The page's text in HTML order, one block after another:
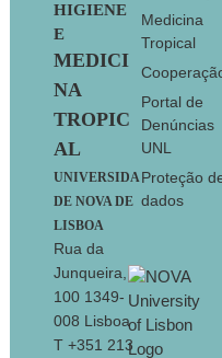
HIGIENE
E
MEDICI
NA
TROPIC
AL
UNIVERSIDA
DE NOVA DE
LISBOA
Rua da
Junqueira,
100 1349-
008 Lisboa
T +351 213
Medicina
Tropical
Portal de
Denúncias
UNL
Proteção
dados